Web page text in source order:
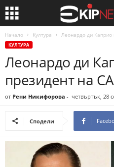
Начало Култура Леонардо ди
КУЛТУРА
Леонардо ди
президент на
от Рени Никифорова - четвъртък, 28
Сподели